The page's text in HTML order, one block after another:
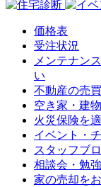
価格表
受注状況
メンテナン
い
不動産の売
空き家・建
火災保険を
イベント・
スタッフブ
相談会・勉
家の売却を